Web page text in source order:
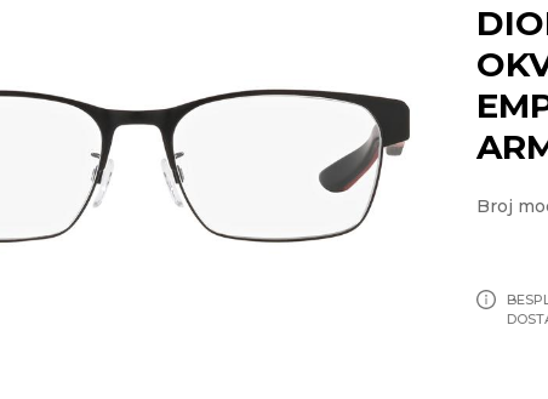
Broj